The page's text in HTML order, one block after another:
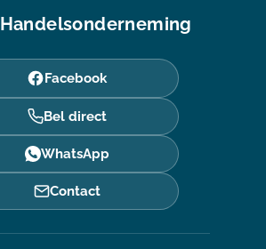
Handelsonderneming
Facebook
Bel direct
WhatsApp
Contact